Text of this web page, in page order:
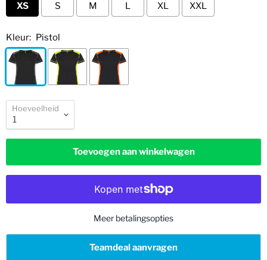
XS
S M L XL XXL
Kleur: Pistol
Hoeveelheid
Toevoegen aan winkelwagen
Meer betalingsopties
Teamdeal aanvragen